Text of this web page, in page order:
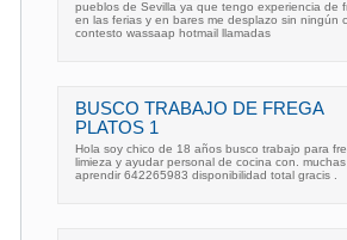
pueblos de Sevilla ya que tengo experiencia de
en las ferias y en bares me desplazo sin ningún
contesto wassaap hotmail llamadas
BUSCO TRABAJO DE FREGA
PLATOS 1
Hola soy chico de 18 años busco trabajo para
limieza y ayudar personal de cocina con.
aprendir 642265983 disponibilidad total gracis .